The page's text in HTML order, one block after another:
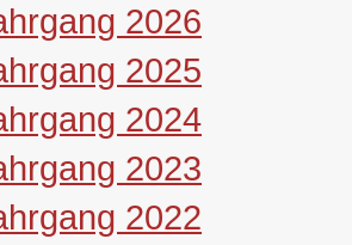
2026
2025
2024
2023
2022